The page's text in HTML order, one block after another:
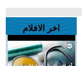
اخر الافلام